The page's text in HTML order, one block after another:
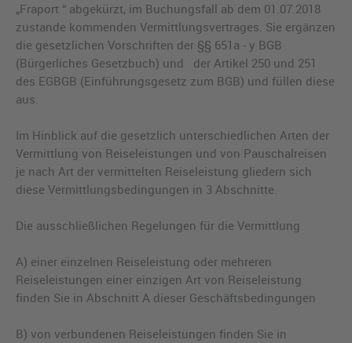
„Fraport “ abgekürzt, im Buchungsfall ab dem 01.07.2018
zustande kommenden Vermittlungsvertrages. Sie ergänzen
die gesetzlichen Vorschriften der §§ 651a - y BGB
(Bürgerliches Gesetzbuch) und der Artikel 250 und 251
des EGBGB (Einführungsgesetz zum BGB) und füllen diese
aus.
Im Hinblick auf die gesetzlich unterschiedlichen Arten der
Vermittlung von Reiseleistungen und von Pauschalreisen
je nach Art der vermittelten Reiseleistung gliedern sich
diese Vermittlungsbedingungen in 3 Abschnitte.
Die ausschließlichen Regelungen für die Vermittlung
A) einer einzelnen Reiseleistung oder mehreren
Reiseleistungen einer einzigen Art von Reiseleistung
finden Sie in Abschnitt A dieser Geschäftsbedingungen
B) von verbundenen Reiseleistungen finden Sie in